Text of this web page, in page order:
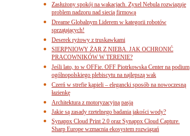
Zasłużony spokój na wakacjach. Zyxel Nebula rozwiązuje
problem nadzoru nad siecią firmową
Dreame Globalnym Liderem w kategorii robotów
sprzątających!
Deserek ryżowy z truskawkami
SIERPNIOWY ŻAR Z NIEBA. JAK OCHRONIĆ
PRACOWNIKÓW W TERENIE?
Jeśli lato, to w OFFie. OFF Piotrkowska Center na podium
ogólnopolskiego plebiscytu na najlepszą wak
Czerń w strefie kąpieli – elegancki sposób na nowoczesną
łazienkę
Architektura z motoryzacyjną pasją
Jakie są zasady rzetelnego badania jakości wody?
Synappx Cloud Print 2.0 oraz Synappx Cloud Capture.
Sharp Europe wzmacnia ekosystem rozwiązań